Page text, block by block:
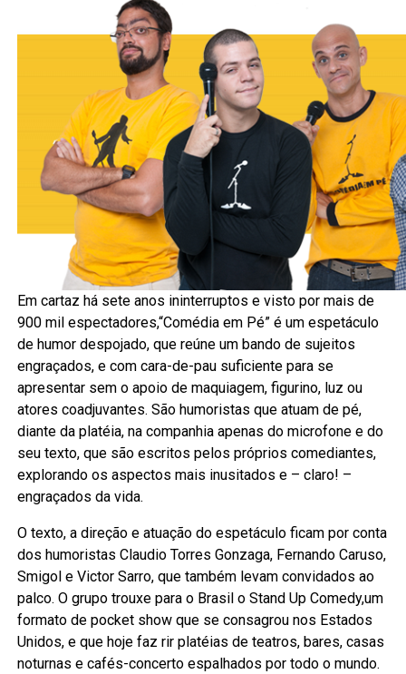
Em cartaz há sete anos ininterruptos e visto por mais de
900 mil espectadores,“Comédia em Pé” é um espetáculo
de humor despojado, que reúne um bando de sujeitos
engraçados, e com cara-de-pau suficiente para se
apresentar sem o apoio de maquiagem, figurino, luz ou
atores coadjuvantes. São humoristas que atuam de pé,
diante da platéia, na companhia apenas do microfone e do
seu texto, que são escritos pelos próprios comediantes,
explorando os aspectos mais inusitados e – claro! –
engraçados da vida.
O texto, a direção e atuação do espetáculo ficam por conta
dos humoristas Claudio Torres Gonzaga, Fernando Caruso,
Smigol e Victor Sarro, que também levam convidados ao
palco. O grupo trouxe para o Brasil o Stand Up Comedy,um
formato de pocket show que se consagrou nos Estados
Unidos, e que hoje faz rir platéias de teatros, bares, casas
noturnas e cafés-concerto espalhados por todo o mundo.